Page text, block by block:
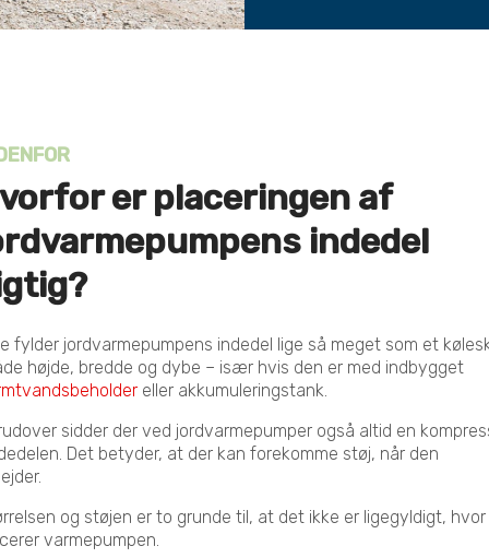
er placeringen af
indedel
fylder jordvarmepumpens indedel lige så meget som et
højde, bredde og dybe – især hvis den er med indbygget
eller akkumuleringstank.
sidder der ved jordvarmepumper også altid en
Det betyder, at der kan forekomme støj, når den
og støjen er to grunde til, at det ikke er ligegyldigt, hvor
varmepumpen.